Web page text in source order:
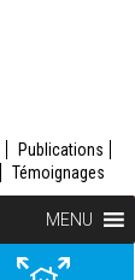
Publications
Témoignages
MENU